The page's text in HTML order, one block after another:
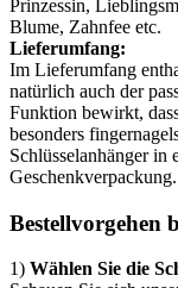
Prinzessin,
Blume, Zahnfee etc.
Lieferumfang:
Im Lieferumfang
natürlich auch der
Funktion bewirkt,
besonders
Schlüsselanhänger in
Geschenkverpackung.
Bestellvorgehen
1) Wählen Sie die